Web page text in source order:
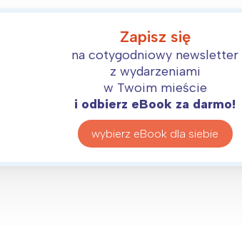
Zapisz się
na cotygodniowy newsletter
z wydarzeniami
w Twoim mieście
i odbierz eBook za darmo!
wybierz eBook dla siebie